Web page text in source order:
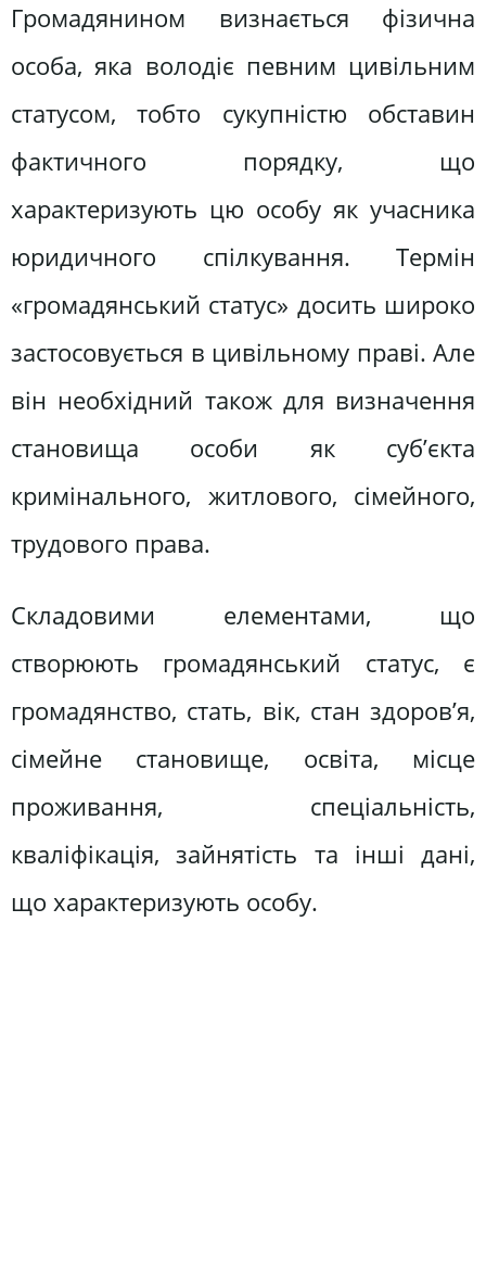
Громадянином визнається фізична
особа, яка володіє пев­ним цивільним
статусом, тобто сукупністю обставин
фактич­ного порядку, що
характеризують цю особу як учасника
юри­дичного спілкування. Термін
«громадянський статус» досить широко
застосовується в цивільному праві. Але
він необхідний також для визначення
становища особи як суб’єкта
криміналь­ного, житлового, сімейного,
трудового права.
Складовими елементами, що
створюють громадянський ста­тус, є
громадянство, стать, вік, стан здоров’я,
сімейне станови­ще, освіта, місце
проживання, спеціальність,
кваліфікація, зай­нятість та інші дані,
що характеризують особу.